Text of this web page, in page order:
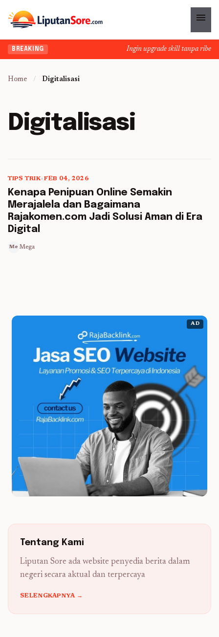
menu
BREAKING Ingin upgrade skill tanpa ribet?
Home / Digitalisasi
Digitalisasi
TIPS TRIK•FEB 04, 2026
Kenapa Penipuan Online Semakin
Merajalela dan Bagaimana
Rajakomen.com Jadi Solusi Aman di Era
Digital
Me Mega
AD
Tentang Kami
Liputan Sore ada website penyedia berita dalam
negeri secara aktual dan terpercaya
SELENGKAPNYA →